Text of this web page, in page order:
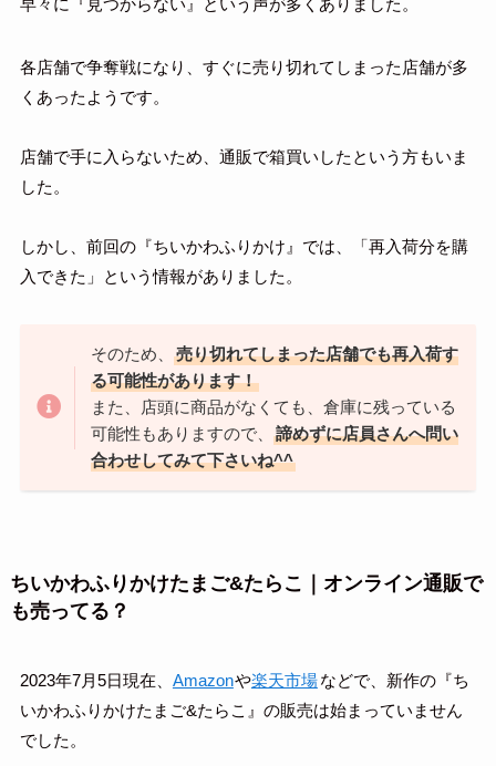
早々に『見つからない』という声が多くありました。
各店舗で争奪戦になり、すぐに売り切れてしまった店舗が多
くあったようです。
店舗で手に入らないため、通販で箱買いしたという方もいま
した。
しかし、前回の『ちいかわふりかけ』では、「再入荷分を購
入できた」という情報がありました。
そのため、
売り切れてしまった店舗でも再入荷す
る可能性があります！
また、店頭に商品がなくても、倉庫に残っている
可能性もありますので、
諦めずに店員さんへ問い
合わせしてみて下さいね^^
ちいかわふりかけたまご&たらこ｜オンライン通販で
も売ってる？
2023年7月5日現在、 Amazonや楽天市場などで、新作の『ち
いかわふりかけたまご&たらこ』の販売は始まっていません
でした。